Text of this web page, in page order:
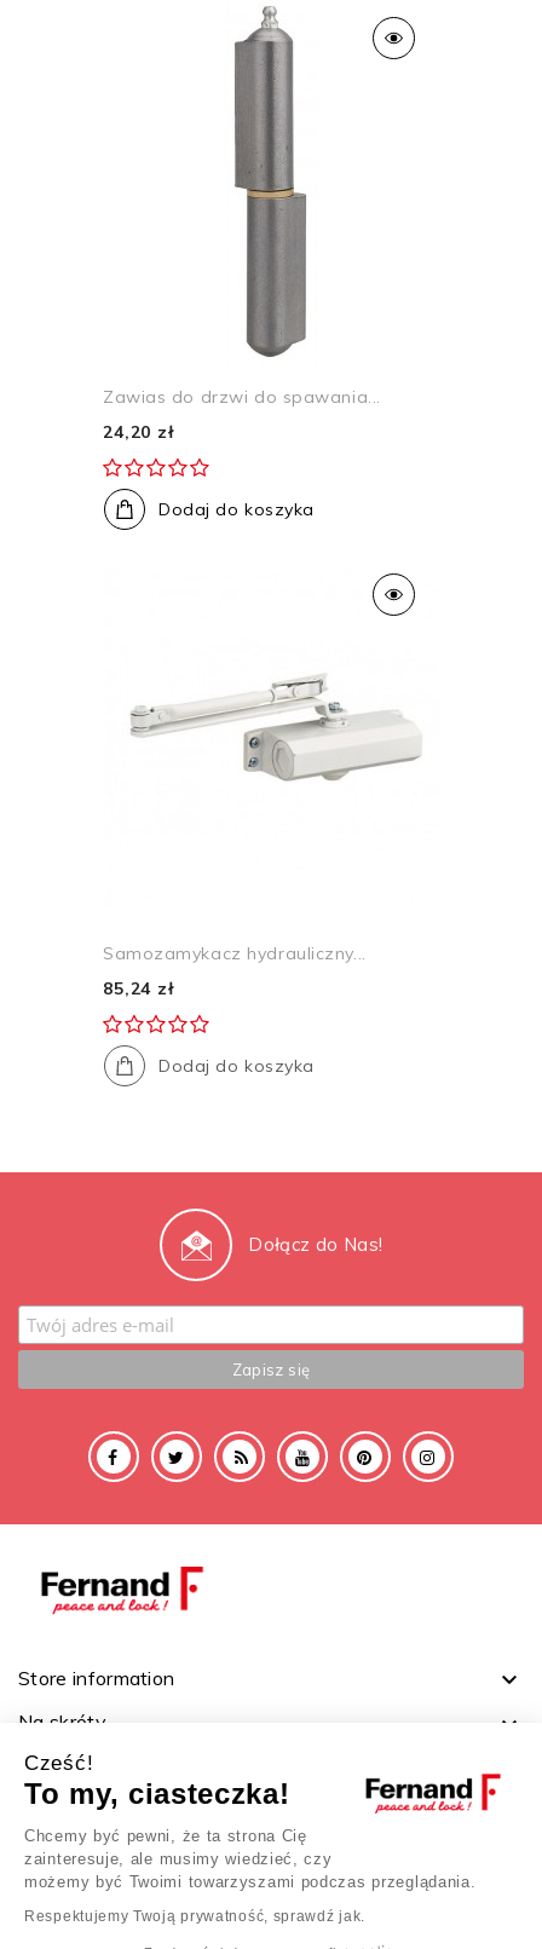
Zawias do drzwi do spawania...
24,20 zł
Dodaj do koszyka
Samozamykacz hydrauliczny...
85,24 zł
Dodaj do koszyka
Dołącz do Nas!
Store information 
Na skróty 
Ważne linki 
Twoje konto
Cześć!
To my, ciasteczka!
Chcemy być pewni, że ta strona Cię
zainteresuje, ale musimy wiedzieć, czy
możemy być Twoimi towarzyszami podczas przeglądania.
Respektujemy Twoją prywatność, sprawdź jak.